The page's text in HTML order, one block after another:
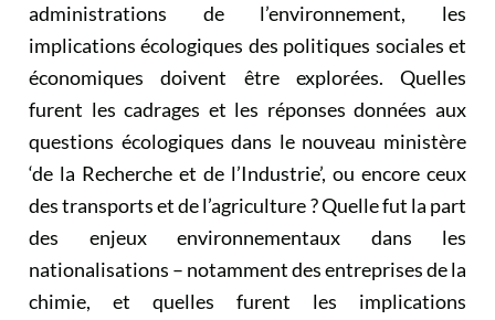
administrations de l’environnement, les
implications écologiques des politiques sociales et
économiques doivent être explorées. Quelles
furent les cadrages et les réponses données aux
questions écologiques dans le nouveau ministère
‘de la Recherche et de l’Industrie’, ou encore ceux
des transports et de l’agriculture ? Quelle fut la part
des enjeux environnementaux dans les
nationalisations – notamment des entreprises de la
chimie, et quelles furent les implications